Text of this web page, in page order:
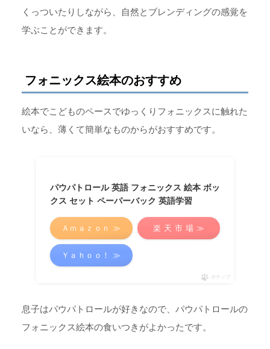
くっついたりしながら、自然とブレンディングの感覚を
学ぶことができます。
フォニックス絵本のおすすめ
絵本でこどものペースでゆっくりフォニックスに触れた
いなら、薄くて簡単なものからがおすすめです。
パウパトロール 英語 フォニックス 絵本 ボッ
クス セット ペーパーバック 英語学習
Ａｍａｚｏｎ ≫ 楽 天 市 場 ≫
Ｙａｈｏｏ！ ≫
ポチップ
息子はパウパトロールが好きなので、パウパトロールの
フォニックス絵本の食いつきがよかったです。